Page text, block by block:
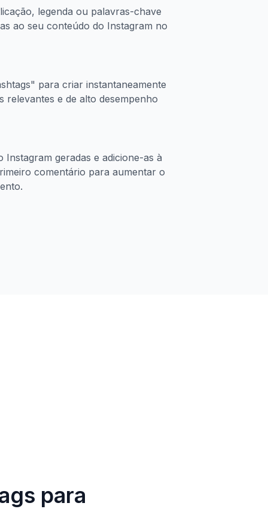
legenda ou palavras-chave
ao seu conteúdo do Instagram no
para criar instantaneamente
relevantes e de alto desempenho
Instagram geradas e adicione-as à
comentário para aumentar o
para